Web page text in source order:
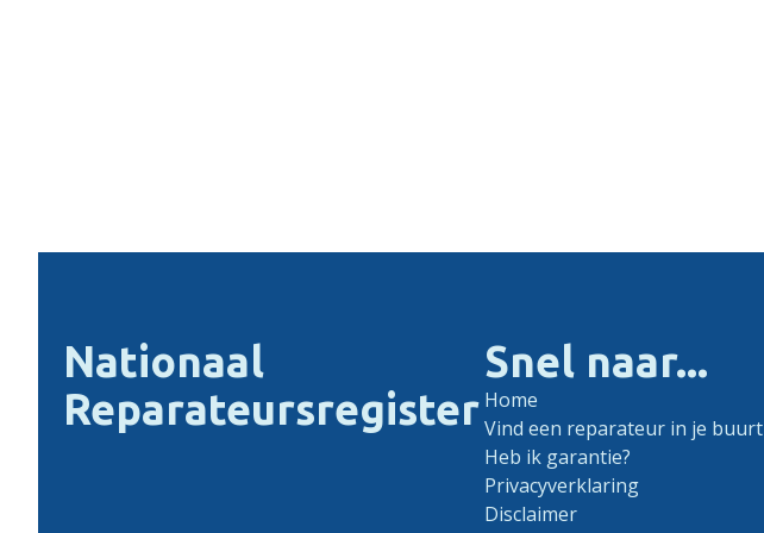
Nationaal
Reparateursregister
Snel naar...
Home
Vind een reparateur in je buurt
Heb ik garantie?
Privacyverklaring
Disclaimer